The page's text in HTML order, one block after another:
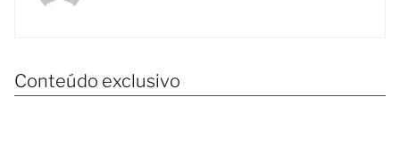
Conteúdo exclusivo